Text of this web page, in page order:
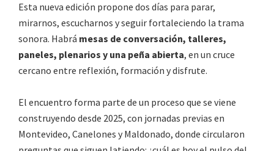
Esta nueva edición propone dos días para parar,
mirarnos, escucharnos y seguir fortaleciendo la trama
sonora. Habrá mesas de conversación, talleres,
paneles, plenarios y una peña abierta, en un cruce
cercano entre reflexión, formación y disfrute.
El encuentro forma parte de un proceso que se viene
construyendo desde 2025, con jornadas previas en
Montevideo, Canelones y Maldonado, donde circularon